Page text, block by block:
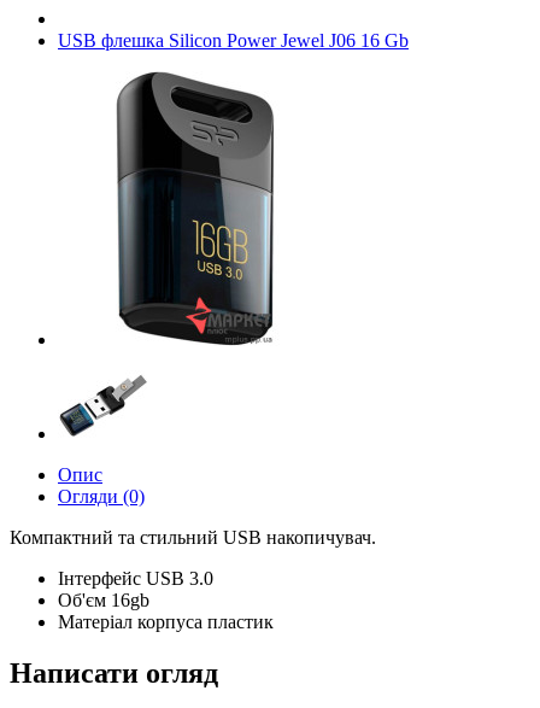
USB флешка Silicon Power Jewel J06 16 Gb
Опис
Огляди (0)
Компактний та стильний USB накопичувач.
Інтерфейс USB 3.0
Об'єм 16gb
Матеріал корпуса пластик
Написати огляд